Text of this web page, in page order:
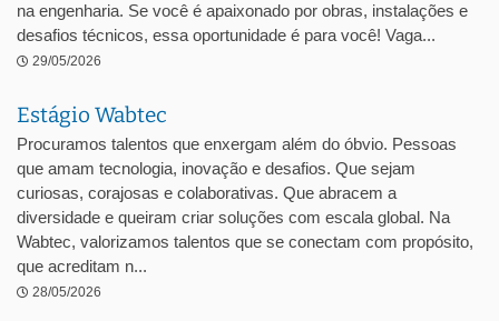
na engenharia. Se você é apaixonado por obras, instalações e
desafios técnicos, essa oportunidade é para você! Vaga...
29/05/2026
Estágio Wabtec
Procuramos talentos que enxergam além do óbvio. Pessoas
que amam tecnologia, inovação e desafios. Que sejam
curiosas, corajosas e colaborativas. Que abracem a
diversidade e queiram criar soluções com escala global. Na
Wabtec, valorizamos talentos que se conectam com propósito,
que acreditam n...
28/05/2026